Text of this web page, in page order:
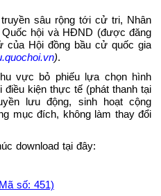
sâu rộng tới cử tri, Nhân
hội và HĐND (được đăng
của Hội đồng bầu cử quốc gia
).
vực bỏ phiếu lựa chọn hình
kiện thực tế (phát thanh tại
lưu động, sinh hoạt cộng
mục đích, không làm thay đổi
download tại đây:
số: 451)